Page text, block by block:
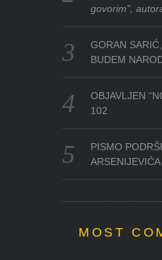
govorim”,
GORAN
BUDEM
OBJAVLJEN
102
PISMO
ARSENIJEVIĆA
MOST